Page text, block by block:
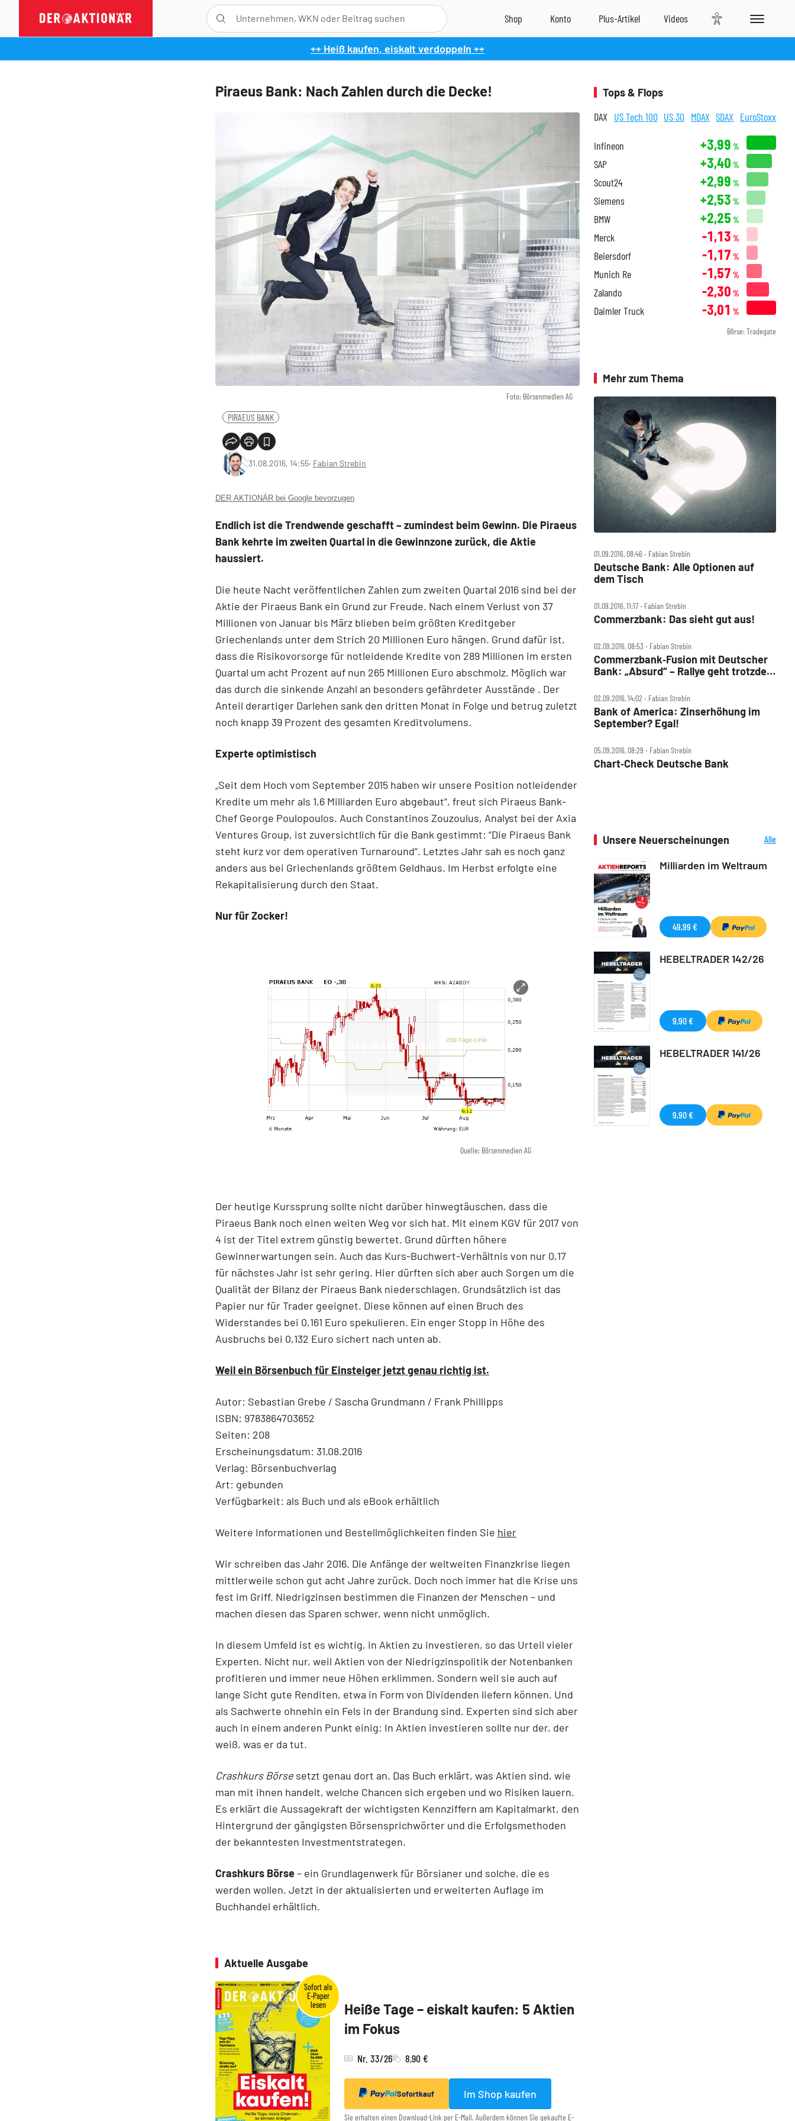
++ Heiß kaufen, eiskalt verdoppeln ++
Piraeus Bank: Nach Zahlen durch die Decke!
Foto: Börsenmedien AG
PIRAEUS BANK
31.08.2016, 14:55‧ Fabian Strebin
DER AKTIONÄR bei Google bevorzugen
Endlich ist die Trendwende geschafft – zumindest beim Gewinn. Die Piraeus
Bank kehrte im zweiten Quartal in die Gewinnzone zurück, die Aktie
haussiert.
Die heute Nacht veröffentlichen Zahlen zum zweiten Quartal 2016 sind bei der
Aktie der Piraeus Bank ein Grund zur Freude. Nach einem Verlust von 37
Millionen von Januar bis März blieben beim größten Kreditgeber
Griechenlands unter dem Strich 20 Millionen Euro hängen. Grund dafür ist,
dass die Risikovorsorge für notleidende Kredite von 289 Millionen im ersten
Quartal um acht Prozent auf nun 265 Millionen Euro abschmolz. Möglich war
das durch die sinkende Anzahl an besonders gefährdeter Ausstände . Der
Anteil derartiger Darlehen sank den dritten Monat in Folge und betrug zuletzt
noch knapp 39 Prozent des gesamten Kreditvolumens.
Experte optimistisch
„Seit dem Hoch vom September 2015 haben wir unsere Position notleidender
Kredite um mehr als 1,6 Milliarden Euro abgebaut“, freut sich Piraeus Bank-
Chef George Poulopoulos. Auch Constantinos Zouzoulus, Analyst bei der Axia
Ventures Group, ist zuversichtlich für die Bank gestimmt: “Die Piraeus Bank
steht kurz vor dem operativen Turnaround“. Letztes Jahr sah es noch ganz
anders aus bei Griechenlands größtem Geldhaus. Im Herbst erfolgte eine
Rekapitalisierung durch den Staat.
Nur für Zocker!
Quelle: Börsenmedien AG
Der heutige Kurssprung sollte nicht darüber hinwegtäuschen, dass die
Piraeus Bank noch einen weiten Weg vor sich hat. Mit einem KGV für 2017 von
4 ist der Titel extrem günstig bewertet. Grund dürften höhere
Gewinnerwartungen sein. Auch das Kurs-Buchwert-Verhältnis von nur 0,17
für nächstes Jahr ist sehr gering. Hier dürften sich aber auch Sorgen um die
Qualität der Bilanz der Piraeus Bank niederschlagen. Grundsätzlich ist das
Papier nur für Trader geeignet. Diese können auf einen Bruch des
Widerstandes bei 0,161 Euro spekulieren. Ein enger Stopp in Höhe des
Ausbruchs bei 0,132 Euro sichert nach unten ab.
Weil ein Börsenbuch für Einsteiger jetzt genau richtig ist.
Autor: Sebastian Grebe / Sascha Grundmann / Frank Phillipps
ISBN: 9783864703652
Seiten: 208
Erscheinungsdatum: 31.08.2016
Verlag: Börsenbuchverlag
Art: gebunden
Verfügbarkeit: als Buch und als eBook erhältlich
Weitere Informationen und Bestellmöglichkeiten finden Sie hier
Wir schreiben das Jahr 2016. Die Anfänge der weltweiten Finanzkrise liegen
mittlerweile schon gut acht Jahre zurück. Doch noch immer hat die Krise uns
fest im Griff. Niedrigzinsen bestimmen die Finanzen der Menschen – und
machen diesen das Sparen schwer, wenn nicht unmöglich.
In diesem Umfeld ist es wichtig, in Aktien zu investieren, so das Urteil vieler
Experten. Nicht nur, weil Aktien von der Niedrigzinspolitik der Notenbanken
profitieren und immer neue Höhen erklimmen. Sondern weil sie auch auf
lange Sicht gute Renditen, etwa in Form von Dividenden liefern können. Und
als Sachwerte ohnehin ein Fels in der Brandung sind. Experten sind sich aber
auch in einem anderen Punkt einig: In Aktien investieren sollte nur der, der
weiß, was er da tut.
Crashkurs Börse setzt genau dort an. Das Buch erklärt, was Aktien sind, wie
man mit ihnen handelt, welche Chancen sich ergeben und wo Risiken lauern.
Es erklärt die Aussagekraft der wichtigsten Kennziffern am Kapitalmarkt, den
Hintergrund der gängigsten Börsensprichwörter und die Erfolgsmethoden
der bekanntesten Investmentstrategen.
Crashkurs Börse– ein Grundlagenwerk für Börsianer und solche, die es
werden wollen. Jetzt in der aktualisierten und erweiterten Auflage im
Buchhandel erhältlich.
Aktuelle Ausgabe
Heiße Tage – eiskalt kaufen: 5 Aktien
im Fokus
Nr. 33/26 8,90 €
Sofortkauf Im Shop kaufen
Sie erhalten einen Download-Link per E-Mail. Außerdem können Sie gekaufte E-
Tops & Flops
DAX US Tech 100 US 30 MDAX SDAX EuroStoxx
Infineon +3,99 %
SAP +3,40 %
Scout24 +2,99 %
Siemens +2,53 %
BMW +2,25 %
Merck -1,13 %
Beiersdorf -1,17 %
Munich Re -1,57 %
Zalando -2,30 %
Daimler Truck -3,01 %
Börse: Tradegate
Mehr zum Thema
01.09.2016, 08:46 ‧ Fabian Strebin
Deutsche Bank: Alle Optionen auf
dem Tisch
01.09.2016, 11:17 ‧ Fabian Strebin
Commerzbank: Das sieht gut aus!
02.09.2016, 08:53 ‧ Fabian Strebin
Commerzbank‑Fusion mit Deutscher
Bank: „Absurd“ – Rallye geht trotzdem
02.09.2016, 14:02 ‧ Fabian Strebin
Bank of America: Zinserhöhung im
September? Egal!
05.09.2016, 08:29 ‧ Fabian Strebin
Chart‑Check Deutsche Bank
Unsere Neuerscheinungen
Alle
Milliarden im Weltraum
49,99 €
HEBELTRADER 142/26
9,90 €
HEBELTRADER 141/26
9,90 €